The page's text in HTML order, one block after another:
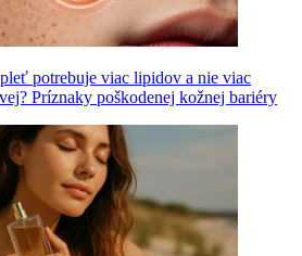
potrebuje viac lipidov a nie viac
Príznaky poškodenej kožnej bariéry